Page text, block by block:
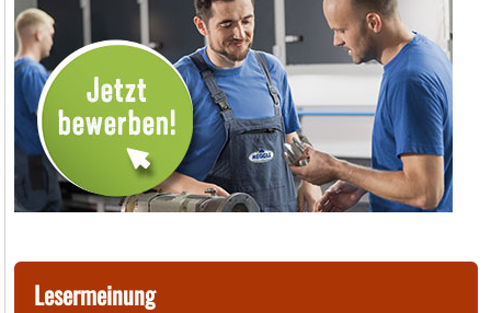
Lesermeinung